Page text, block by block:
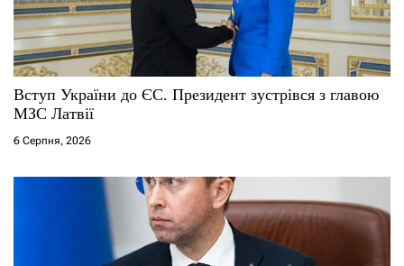
Вступ України до ЄС. Президент зустрівся з главою
МЗС Латвії
6 Серпня, 2026